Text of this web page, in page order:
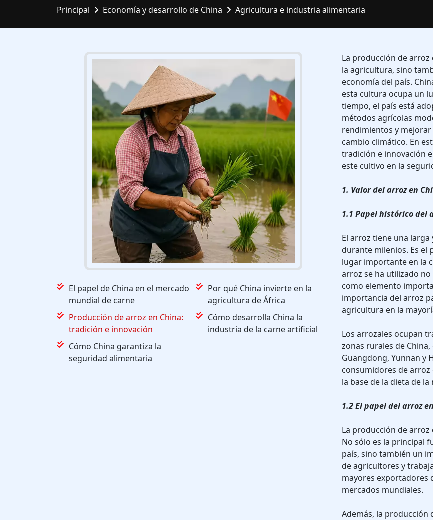
Principal Economía y desarrollo de China Agricultura e industria alimentaria
El papel de China en el mercado
mundial de carne
Por qué China invierte en la
agricultura de África
Producción de arroz en China:
tradición e innovación
Cómo desarrolla China la
industria de la carne artificial
Cómo China garantiza la
seguridad alimentaria
La producción de
la agricultura, sino
economía del país.
esta cultura ocupa un
tiempo, el país está
métodos agrícolas
rendimientos y
cambio climático. En
tradición e innovación
este cultivo en la
1. Valor del arroz en
1.1 Papel histórico del
El arroz tiene una
durante milenios. Es el
lugar importante en la
arroz se ha utilizado
como elemento
importancia del arroz
agricultura en la
Los arrozales ocupan
zonas rurales de
Guangdong, Yunnan y
consumidores de
la base de la dieta de
1.2 El papel del arroz
La producción de
No sólo es la principal
país, sino también un
de agricultores y
mayores exportadores
mercados mundiales.
Además, la producción